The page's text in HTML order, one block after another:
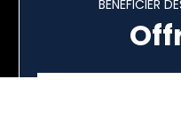
BÉNÉFICIER